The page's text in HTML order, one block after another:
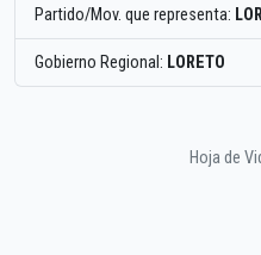
Partido/Mov. que representa:
Gobierno Regional: LORETO
Hoja de